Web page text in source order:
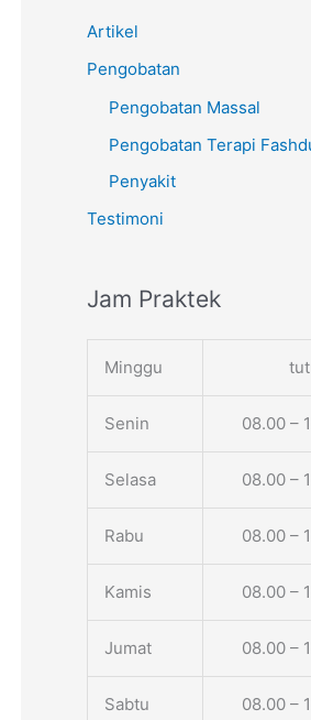
Artikel
Pengobatan
Pengobatan Massal
Pengobatan Terapi
Penyakit
Testimoni
Jam Praktek
Minggu
Senin 08.00 –
Selasa 08.00 –
Rabu 08.00 –
Kamis 08.00 –
Jumat 08.00 –
Sabtu 08.00 –